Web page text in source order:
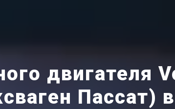
двигателя
Пассат)